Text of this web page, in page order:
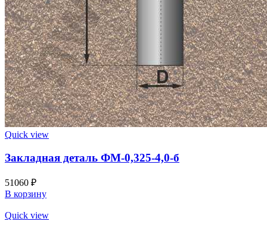
Quick view
Закладная деталь ФМ-0,325-4,0-б
51060 ₽
В корзину
Quick view